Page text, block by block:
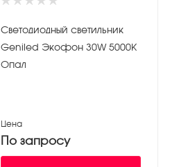
Светодиодный светильник
Geniled Экофон 30W 5000К
Опал
Цена
По запросу